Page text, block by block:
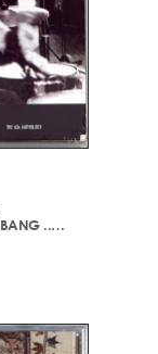
– BEAT-BATTLE - SMASH ...! BOOM ...! BANG ...! (1964, 1966)